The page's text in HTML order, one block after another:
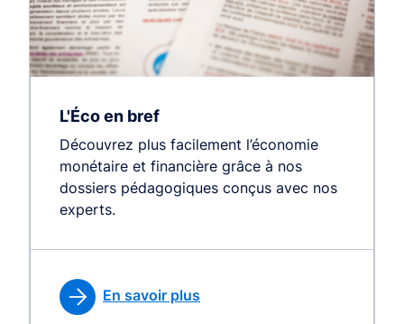
L'Éco en bref
Découvrez plus facilement l’économie
monétaire et financière grâce à nos
dossiers pédagogiques conçus avec nos
experts.
En savoir plus